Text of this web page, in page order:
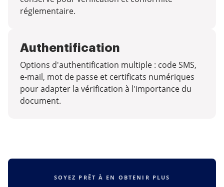
réglementaire.
Authentification
Options d'authentification multiple : code SMS,
e-mail, mot de passe et certificats numériques
pour adapter la vérification à l'importance du
document.
SOYEZ PRÊT À EN OBTENIR PLUS